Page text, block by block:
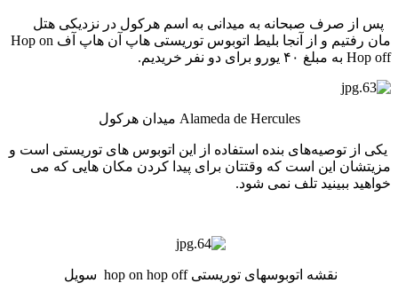
پس از صرف صبحانه به میدانی به اسم هرکول در نزدیکی هتل
مان رفتیم و از آنجا بلیط اتوبوس توریستی هاپ آن هاپ آف Hop on
Hop off به مبلغ ۴۰ یورو برای دو نفر خریدیم.
Alameda de Hercules میدان هرکول
یکی از توصیه‌های بنده استفاده از این اتوبوس های توریستی است و
مزیتشان این است که وقتتان برای پیدا کردن مکان هایی که می
خواهید ببینید تلف نمی شود.
نقشه اتوبوسهای توریستی hop on hop off سویل